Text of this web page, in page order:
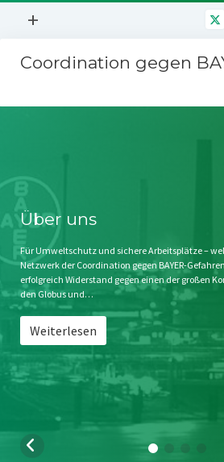
Menü
+
Mitmachen
Kontakt
Impressum
Störfälle
Coordination gegen
Stichwort BAYER
Jahrestagung
SPENDEN
Über uns
Für Umweltschutz und sichere Arbeitsplätze –
Netzwerk der Coordination gegen BAYER-
erfolgreich Widerstand gegen einen der großen
den Globus und…
Weiterlesen